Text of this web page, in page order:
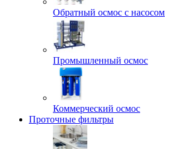
Обратный осмос с насосом
Промышленный осмос
Коммерческий осмос
Проточные фильтры